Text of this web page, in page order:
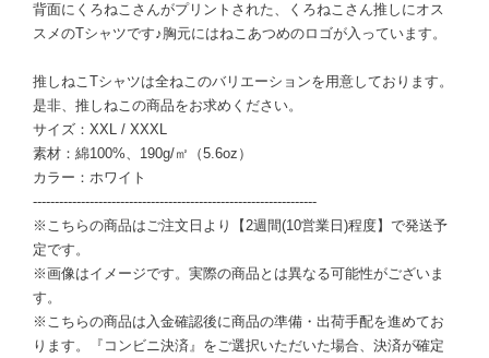
背面にくろねこさんがプリントされた、くろねこさん推しにオス
スメのTシャツです♪胸元にはねこあつめのロゴが入っています。
推しねこTシャツは全ねこのバリエーションを用意しております。
是非、推しねこの商品をお求めください。
サイズ：XXL / XXXL
素材：綿100%、190g/㎡（5.6oz）
カラー：ホワイト
-----------------------------------------------------------------
※こちらの商品はご注文日より【2週間(10営業日)程度】で発送予
定です。
※画像はイメージです。実際の商品とは異なる可能性がございま
す。
※こちらの商品は入金確認後に商品の準備・出荷手配を進めてお
ります。『コンビニ決済』をご選択いただいた場合、決済が確定